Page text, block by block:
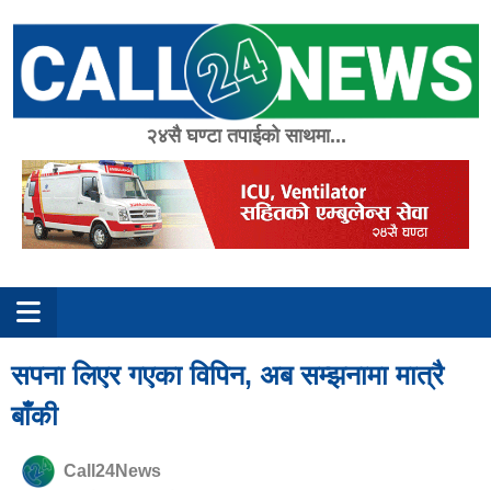
content
२४सै घण्टा तपाईको साथमा...
सपना लिएर गएका विपिन, अब सम्झनामा मात्रै
बाँकी
Call24News